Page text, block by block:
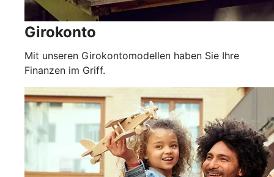
Girokonto
Mit unseren Girokontomodellen haben Sie Ihre
Finanzen im Griff.